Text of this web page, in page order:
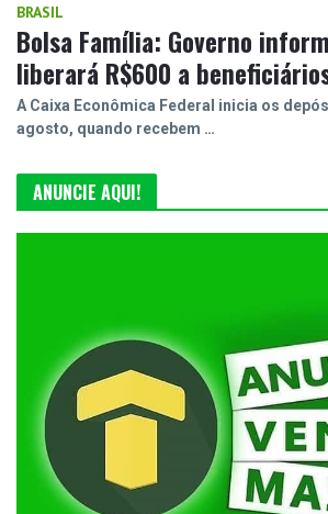
BRASIL
Bolsa Família: Governo
liberará R$600 a
A Caixa Econômica Federal inicia os
agosto, quando recebem …
ANUNCIE AQUI!